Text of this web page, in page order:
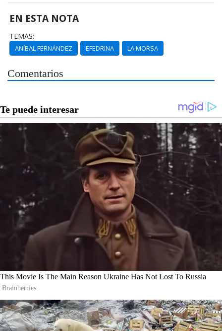
EN ESTA NOTA
TEMAS:
ANÍBAL FERNÁNDEZ EFEDRINA LA MORSA
Comentarios